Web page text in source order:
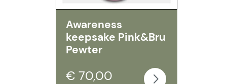
Awareness
keepsake Pink&Bru
Pewter
€ 70,00